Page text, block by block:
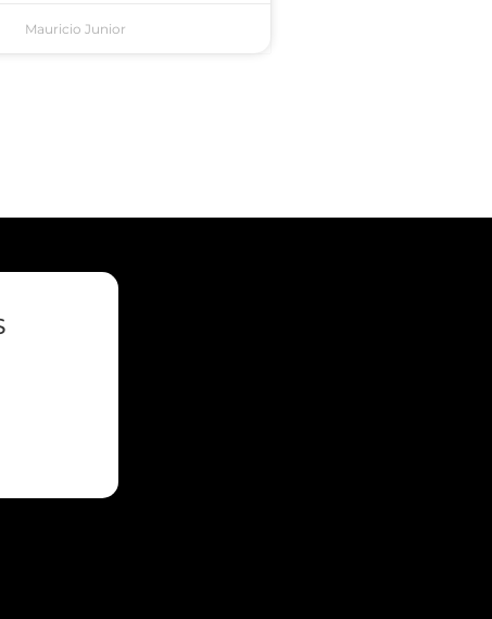
Mauricio Junior